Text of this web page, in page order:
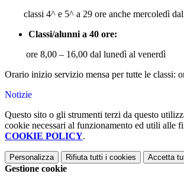
classi 4^ e 5^ a 29 ore anche mercoledì
Classi/alunni a 40 ore:
ore 8,00 – 16,00 dal lunedì al venerdì
Orario inizio servizio mensa per tutte le classi:
Notizie
Questo sito o gli strumenti terzi da questo
cookie necessari al funzionamento ed utili alle
COOKIE POLICY.
Personalizza Rifiuta tutti i cookies Accetta
Gestione cookie